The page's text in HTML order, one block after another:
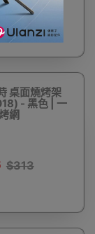
$473
桌面燒烤架
- 黑色 | 一
網
$313